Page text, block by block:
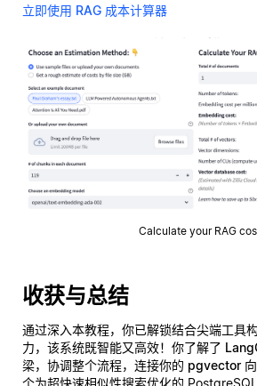
立即使用 RAG 成本计算器
Calculate your RAG
收获与总结
通过深入本教程，你已解锁结合尖端工具
力，该系统既智能又高效！你了解了
梁，协调整个流程，连接你的 pgvector
个为超快速相似性搜索优化的